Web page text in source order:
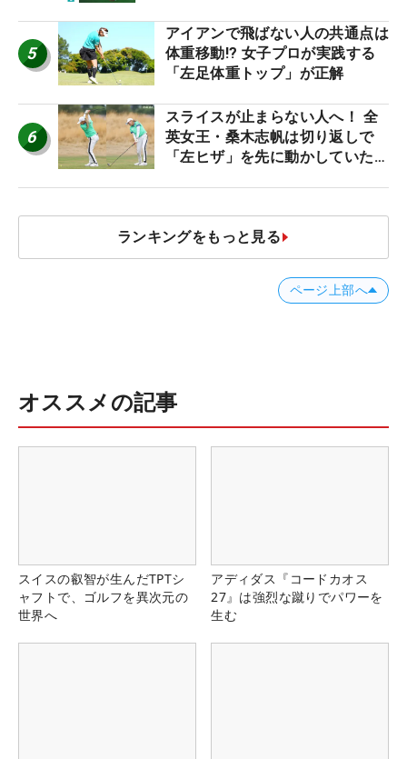
5
アイアンで飛ばない人の共通点は
体重移動!? 女子プロが実践する
「左足体重トップ」が正解
6
スライスが止まらない人へ！ 全
英女王・桑木志帆は切り返しで
「左ヒザ」を先に動かしていた
ランキングをもっと見る
ページ上部へ
オススメの記事
スイスの叡智が生んだTPTシ
ャフトで、ゴルフを異次元の
世界へ
アディダス『コードカオス
27』は強烈な蹴りでパワーを
生む